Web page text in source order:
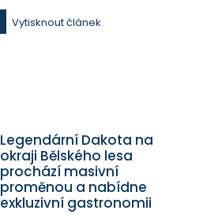
Vytisknout článek
Legendární Dakota na
okraji Bělského lesa
prochází masivní
proměnou a nabídne
exkluzivní gastronomii